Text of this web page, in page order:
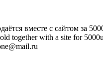
вместе с сайтом за
together with a site for